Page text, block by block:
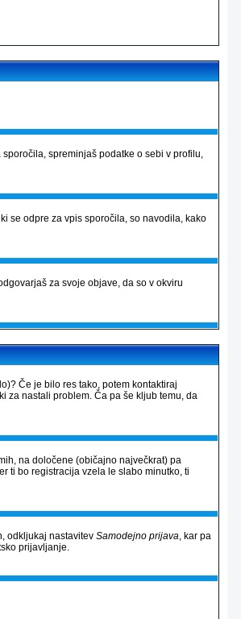
spreminjaš podatke o sebi v profilu,
se odpre za vpis sporočila, so navodila, kako
za svoje objave, da so v okviru
Če je bilo res tako, potem kontaktiraj
za nastali problem. Ča pa še kljub temu, da
na določene (običajno največkrat) pa
ti bo registracija vzela le slabo minutko, ti
odkljukaj nastavitev Samodejno prijava, kar pa
prijavljanje.